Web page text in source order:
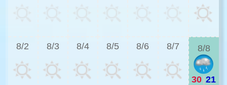
8/2 8/3 8/4 8/5 8/6 8/7 8/8
30 21